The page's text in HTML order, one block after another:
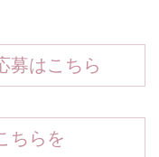
募はこちら
ちらを